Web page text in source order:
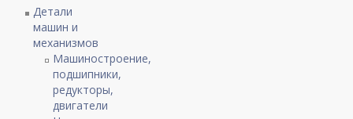
Детали
машин и
механизмов
Машиностроение,
подшипники,
редукторы,
двигатели